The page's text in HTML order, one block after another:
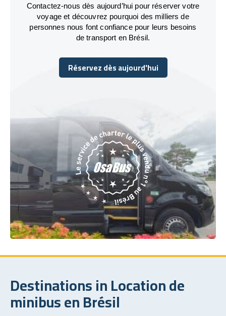
Contactez-nous dès aujourd’hui pour réserver votre
voyage et découvrez pourquoi des milliers de
personnes nous font confiance pour leurs besoins
de transport en Brésil.
Réservez dès aujourd'hui
Réservez dès aujourd'hui
Destinations in Location de
minibus en Brésil